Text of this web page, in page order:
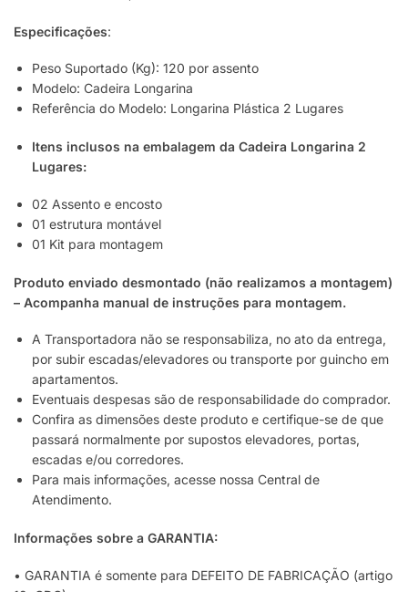
Especificações:
Peso Suportado (Kg): 120 por assento
Modelo: Cadeira Longarina
Referência do Modelo: Longarina Plástica 2 Lugares
Itens inclusos na embalagem da Cadeira Longarina 2
Lugares:
02 Assento e encosto
01 estrutura montável
01 Kit para montagem
Produto enviado desmontado (não realizamos a montagem)
– Acompanha manual de instruções para montagem.
A Transportadora não se responsabiliza, no ato da entrega,
por subir escadas/elevadores ou transporte por guincho em
apartamentos.
Eventuais despesas são de responsabilidade do comprador.
Confira as dimensões deste produto e certifique-se de que
passará normalmente por supostos elevadores, portas,
escadas e/ou corredores.
Para mais informações, acesse nossa Central de
Atendimento.
Informações sobre a GARANTIA:
• GARANTIA é somente para DEFEITO DE FABRICAÇÃO (artigo